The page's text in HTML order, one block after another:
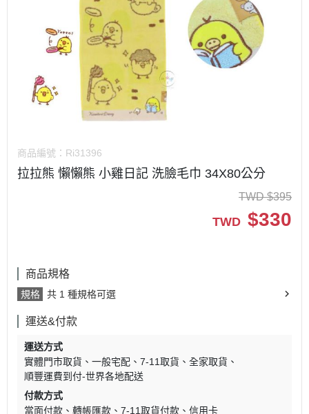
商品編號： Ri31396
拉拉熊 懶懶熊 小雞日記 洗臉毛巾 34X80公分
TWD $395
TWD $330
商品規格
規格 共 1 種規格可選
運送&付款
運送方式
實體門市取貨
一般宅配 7-11取貨
全家取貨
順豐運費到付-世界各地配送
付款方式
當面付款
轉帳匯款 7-11取貨付款 信用卡